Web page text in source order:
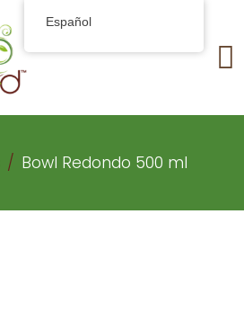
Bowl Redondo 500 ml
Español